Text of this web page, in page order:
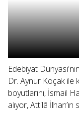
Edebiyat
Dr. Aynur Koçak ile
boyutlarını, İsmail
alıyor, Attilâ